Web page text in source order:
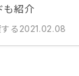
も紹介
る 2021.02.08